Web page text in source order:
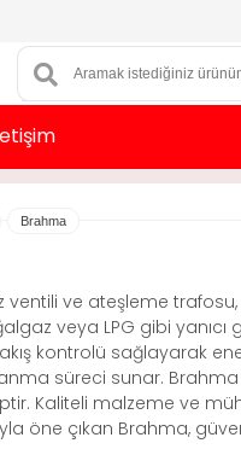
Brahma
ve ateşleme
veya LPG gibi yanıcı
kontrolü sağlayarak
süreci sunar.
Kaliteli malzeme ve
öne çıkan Brahma,